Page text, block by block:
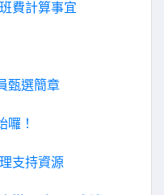
費計算事宜
甄選簡章
囉！
支持資源